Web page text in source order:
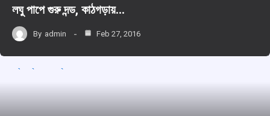
লঘু পাপে গুরু দন্ড, কাঠগড়ায়…
By admin Feb 27, 2016